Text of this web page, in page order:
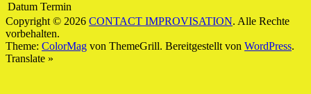
Datum Termin
Copyright © 2026 CONTACT IMPROVISATION. Alle Rechte
vorbehalten.
Theme: ColorMag von ThemeGrill. Bereitgestellt von WordPress.
Translate »